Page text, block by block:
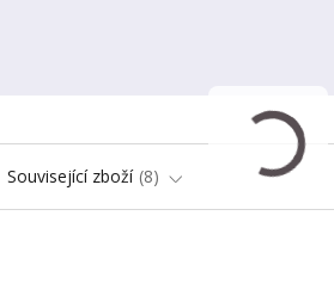
Související zboží 8